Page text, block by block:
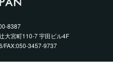
8387
大宮町110-7 宇田ビル4F
FAX:050-3457-9737